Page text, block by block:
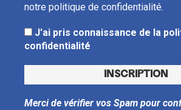
notre politique de confidentialité.
J'ai pris connaissance de la
confidentialité
Merci de vérifier vos Spam pour